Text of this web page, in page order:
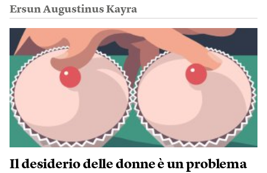
Ersun Augustinus Kayra
Il desiderio delle donne è un problema